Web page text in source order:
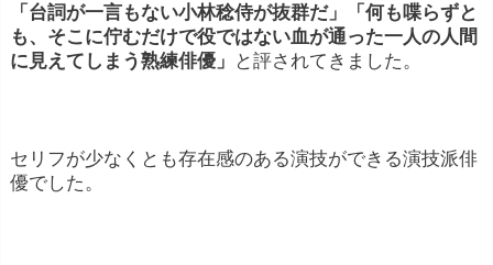
「台詞が一言もない小林稔侍が抜群だ」「何も喋らずと
も、そこに佇むだけで役ではない血が通った一人の人間
に見えてしまう熟練俳優」 と評されてきました。
セリフが少なくとも存在感のある演技ができる演技派俳
優でした。